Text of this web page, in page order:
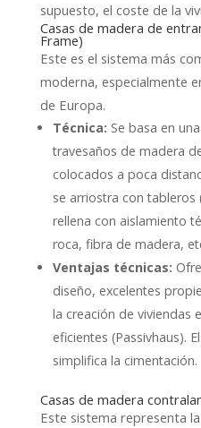
supuesto, el coste de la
Casas de madera de
Frame)
Este es el sistema más
moderna, especialmente
de Europa.
Técnica: Se basa en
travesaños de madera
colocados a poca
se arriostra con tableros
rellena con aislamiento
roca, fibra de madera,
Ventajas técnicas:
diseño, excelentes
la creación de viviendas
eficientes (Passivhaus).
simplifica la cimentación.
Casas de madera
Este sistema representa